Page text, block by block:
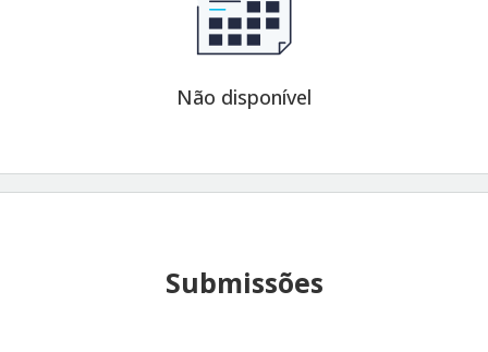
Não disponível
Submissões